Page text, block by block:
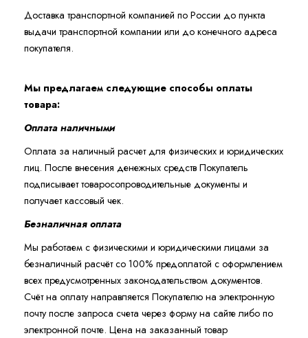
Доставка транспортной компанией по России до пункта
выдачи транспортной компании или до конечного адреса
покупателя.
Мы предлагаем следующие способы оплаты
товара:
Оплата наличными
Оплата за наличный расчет для физических и юридических
лиц. После внесения денежных средств Покупатель
подписывает товаросопроводительные документы и
получает кассовый чек.
Безналичная оплата
Мы работаем с физическими и юридическими лицами за
безналичный расчёт со 100% предоплатой с оформлением
всех предусмотренных законодательством документов.
Счёт на оплату направляется Покупателю на электронную
почту после запроса счета через форму на сайте либо по
электронной почте. Цена на заказанный товар